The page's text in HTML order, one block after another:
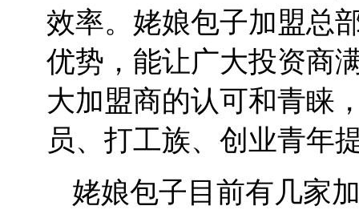
效率。姥娘包子加盟总
优势，能让广大投资商
大加盟商的认可和青睐
员、打工族、创业青年
姥娘包子目前有几家